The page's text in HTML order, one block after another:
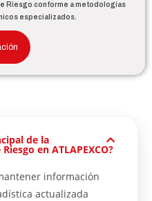
Riesgo conforme a metodologías
especializados.
de la
en ATLAPEXCO?
información
actualizada